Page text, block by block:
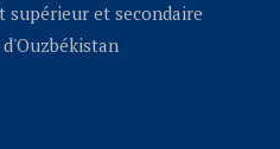
supérieur et secondaire